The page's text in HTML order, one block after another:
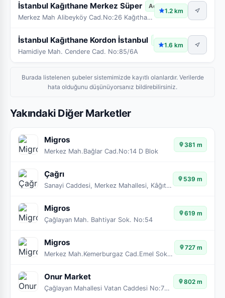
İstanbul Kağıthane Merkez Süper Açık
Merkez Mah Alibeyköy Cad.No:26 Kağıthane/İstanbul
1.2 km
İstanbul Kağıthane Kordon İstanbul Açık
Hamidiye Mah. Cendere Cad. No:85/6A
1.6 km
Burada listelenen şubeler sistemimizde kayıtlı olanlardır. Verilerde
hata olduğunu düşünüyorsanız bildirebilirsiniz.
Yakındaki Diğer Marketler
Migros
Merkez Mah.Bağlar Cad.No:14 D Blok
381 m
Çağrı
Sanayi Caddesi, Merkez Mahallesi, Kâğıthane, İstanbul, Marmara Bölgesi, 34410, Türkiye
539 m
Migros
Çağlayan Mah. Bahtiyar Sok. No:54
619 m
Migros
Merkez Mah.Kemerburgaz Cad.Emel Sok.No:102/A-B
727 m
Onur Market
Çağlayan Mahallesi Vatan Caddesi No:73/A
802 m